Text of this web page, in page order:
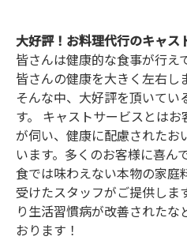
大好評！お料理代行のキャス
皆さんは健康的な食事が行え
皆さんの健康を大きく左右し
そんな中、大好評を頂いて
す。 キャストサービスとは
が伺い、健康に配慮されたお
います。多くのお客様に喜ん
食では味わえない本物の家庭
受けたスタッフがご提供しま
り生活習慣病が改善されたな
おります！